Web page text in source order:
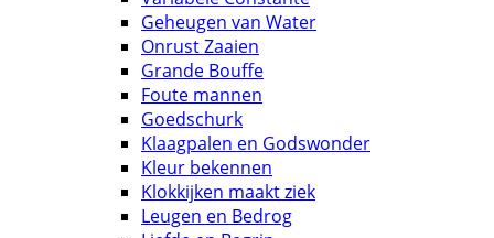
Geheugen van Water
Onrust Zaaien
Grande Bouffe
Foute mannen
Goedschurk
Klaagpalen en Godswonder
Kleur bekennen
Klokkijken maakt ziek
Leugen en Bedrog